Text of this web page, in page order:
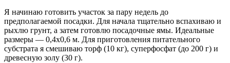
Я начинаю готовить участок за пару недель до
предполагаемой посадки. Для начала тщательно вспахиваю и
рыхлю грунт, а затем готовлю посадочные ямы. Идеальные
размеры — 0,4х0,6 м. Для приготовления питательного
субстрата я смешиваю торф (10 кг), суперфосфат (до 200 г) и
древесную золу (30 г).